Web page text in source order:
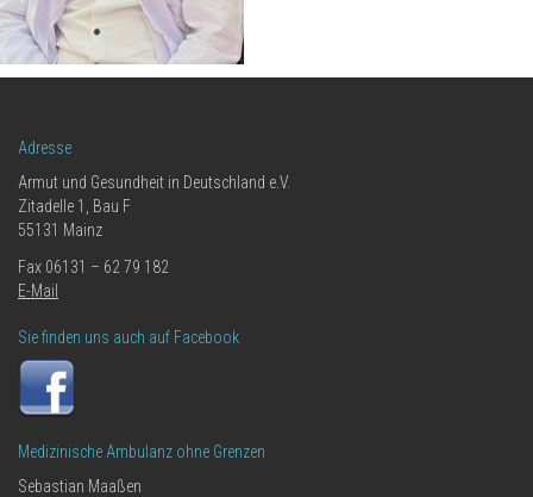
Adresse
Armut und Gesundheit in Deutschland e.V.
Zitadelle 1, Bau F
55131 Mainz
Fax 06131 – 62 79 182
E-Mail
Sie finden uns auch auf Facebook
Medizinische Ambulanz ohne Grenzen
Sebastian Maaßen